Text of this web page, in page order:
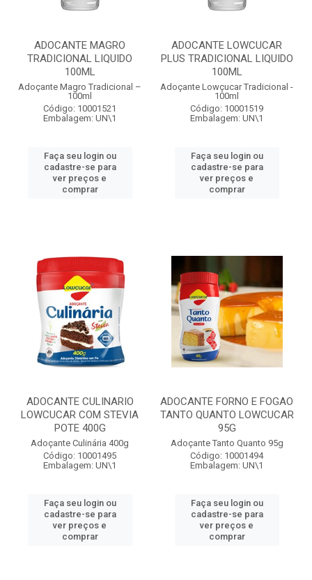
ADOCANTE MAGRO
TRADICIONAL LIQUIDO
100ML
Adoçante Magro Tradicional –
100ml
Código: 10001521
Embalagem: UN\1
Faça seu login ou
cadastre-se para
ver preços e
comprar
ADOCANTE LOWCUCAR
PLUS TRADICIONAL LIQUIDO
100ML
Adoçante Lowçucar Tradicional -
100ml
Código: 10001519
Embalagem: UN\1
Faça seu login ou
cadastre-se para
ver preços e
comprar
ADOCANTE CULINARIO
LOWCUCAR COM STEVIA
POTE 400G
Adoçante Culinária 400g
Código: 10001495
Embalagem: UN\1
Faça seu login ou
cadastre-se para
ver preços e
comprar
ADOCANTE FORNO E FOGAO
TANTO QUANTO LOWCUCAR
95G
Adoçante Tanto Quanto 95g
Código: 10001494
Embalagem: UN\1
Faça seu login ou
cadastre-se para
ver preços e
comprar